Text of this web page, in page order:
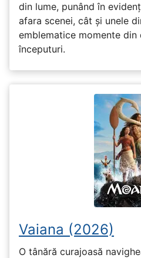
din lume, punând în
afara scenei, cât și unele
emblematice momente din
începuturi.
Vaiana (2026)
O tânără curajoasă